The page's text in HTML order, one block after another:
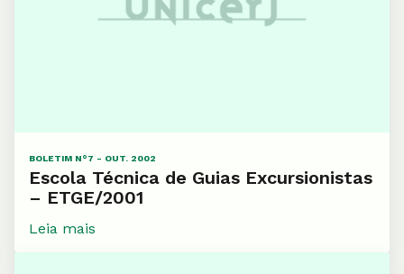
BOLETIM N°7 - OUT. 2002
Escola Técnica de Guias Excursionistas
– ETGE/2001
Leia mais